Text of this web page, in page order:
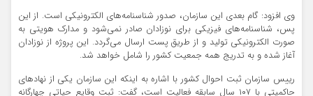
وی افزود: گام بعدی این سازمان، صدور شناسنامه‌های الکترونیکی است. از این
پس، شناسنامه‌های فیزیکی برای نوزادان صادر نمی‌شود و مدارک هویتی به
صورت الکترونیکی تولید و از طریق پست ارسال می‌گردد. این پروژه از نوزادان
آغاز شده و به تدریج همه جمعیت کشور را شامل خواهد شد.
رییس سازمان ثبت احوال کشور با اشاره به اینکه این سازمان یکی از نهادهای
حاکمیتی با ۱۰۷ سال سابقه فعالیت است، گفت: ثبت وقایع حیاتی چهارگانه